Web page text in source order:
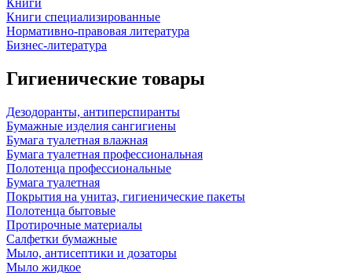
Книги специализированные
Нормативно-правовая литература
Бизнес-литература
Гигиенические товары
Дезодоранты, антиперспиранты
Бумажные изделия сангигиены
Бумага туалетная влажная
Бумага туалетная профессиональная
Полотенца профессиональные
Бумага туалетная
Покрытия на унитаз, гигиенические пакеты
Полотенца бытовые
Протирочные материалы
Салфетки бумажные
Мыло, антисептики и дозаторы
Мыло жидкое